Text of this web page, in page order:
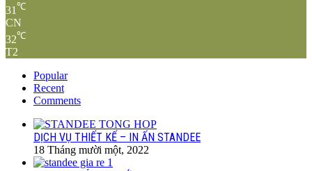
31 ℃
CN
32℃
T2
Popular
Recent
Comments
DỊCH VỤ THIẾT KẾ – IN ẤN STANDEE
18 Tháng mười một, 2022